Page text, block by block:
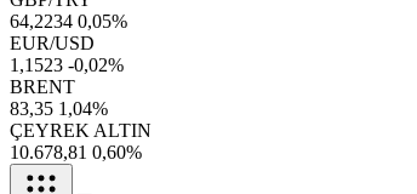
64,2234 0,05%
EUR/USD
1,1523 -0,02%
BRENT
83,35 1,04%
ÇEYREK ALTIN
10.678,81 0,60%